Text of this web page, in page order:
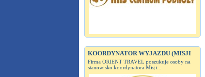
KOORDYNATOR WYJAZDU (MISJI
Firma ORIENT TRAVEL poszukuje osoby na
stanowisko koordynatora Misji...